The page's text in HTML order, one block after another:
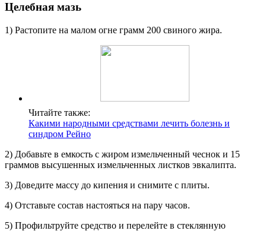
Целебная мазь
1) Растопите на малом огне грамм 200 свиного жира.
Читайте также:
Какими народными средствами лечить болезнь и
синдром Рейно
2) Добавьте в емкость с жиром измельченный чеснок и 15
граммов высушенных измельченных листков эвкалипта.
3) Доведите массу до кипения и снимите с плиты.
4) Отставьте состав настояться на пару часов.
5) Профильтруйте средство и перелейте в стеклянную